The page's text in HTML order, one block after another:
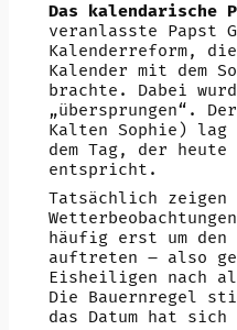
Das kalendarische
veranlasste Papst
Kalenderreform,
Kalender mit dem
brachte. Dabei
„übersprungen“.
Kalten Sophie) lag
dem Tag, der heute
entspricht.
Tatsächlich
häufig erst um den
auftreten – also
Eisheiligen nach
Die Bauernregel
das Datum hat sich